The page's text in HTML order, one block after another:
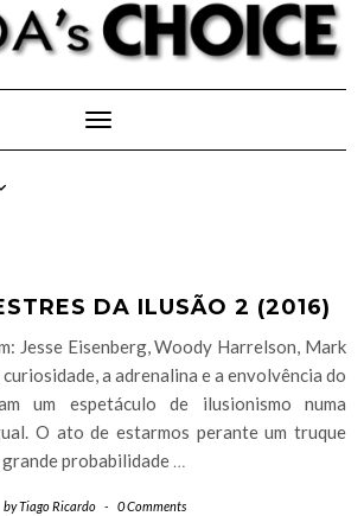
Toggle Navigation
DA ILUSÃO 2 (2016)
Jesse Eisenberg, Woody Harrelson, Mark
a adrenalina e a envolvência do
um espetáculo de ilusionismo numa
O ato de estarmos perante um truque
probabilidade …
byTiago Ricardo - 0 Comments